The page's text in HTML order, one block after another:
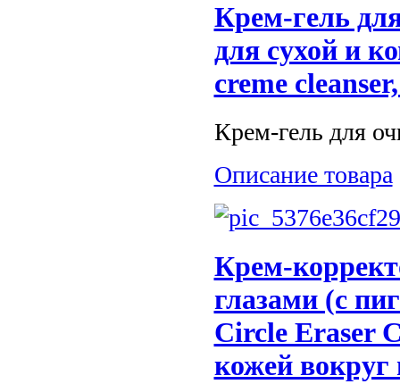
Крем-гель
для сухой и
creme
Крем-гель для
Описание товара
Крем-
глазами (с
Circle Eraser
кожей